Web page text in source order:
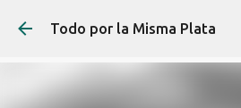
Ir al contenido
Todo por la Misma Plata